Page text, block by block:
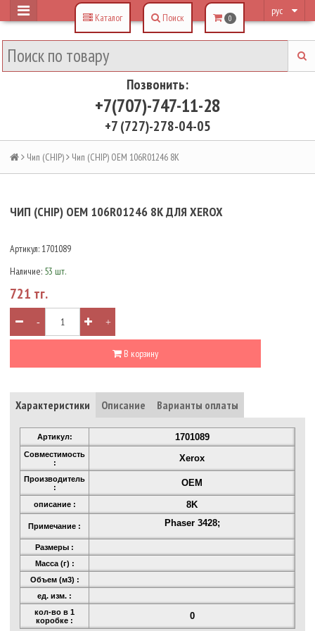
рус
Позвонить:
+7(707)-747-11-28
+7 (727)-278-04-05
Каталог Поиск 0
Чип (CHIP) Чип (CHIP) OEM 106R01246 8K
ЧИП (CHIP) OEM 106R01246 8K ДЛЯ XEROX
Артикул: 1701089
Наличие: 53 шт.
721 тг.
- +
В корзину
Характеристики Описание Варианты оплаты
Артикул: 1701089
Совместимость
:
Xerox
Производитель
:
OEM
описание : 8K
Примечание : Phaser 3428;
Размеры :
Масса (г) :
Объем (м3) :
ед. изм. :
кол-во в 1
коробке :
0